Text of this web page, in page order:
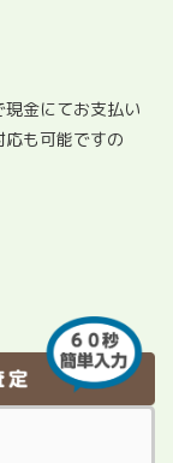
金にてお支払い
も可能ですの